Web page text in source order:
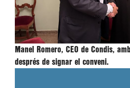
Manel Romero, CEO de Condis,
després de signar el conveni.